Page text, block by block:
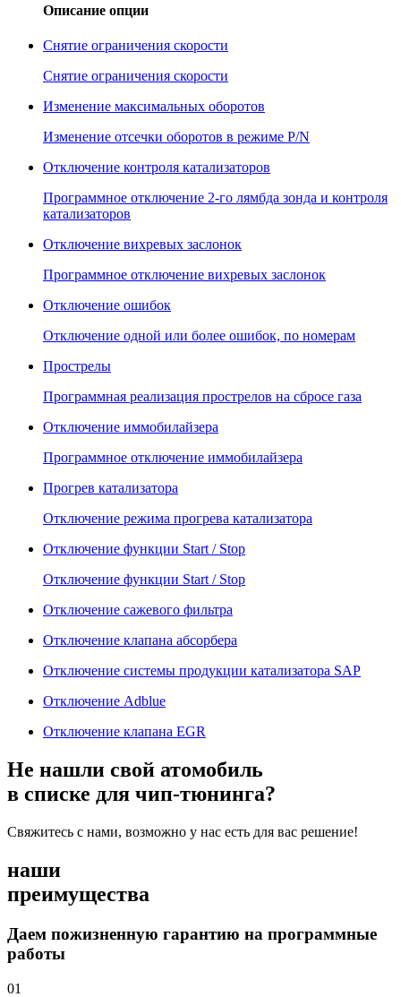
Описание опции
Снятие ограничения скорости
Снятие ограничения скорости
Изменение максимальных оборотов
Изменение отсечки оборотов в режиме P/N
Отключение контроля катализаторов
Программное отключение 2-го лямбда зонда и контроля
катализаторов
Отключение вихревых заслонок
Программное отключение вихревых заслонок
Отключение ошибок
Отключение одной или более ошибок, по номерам
Прострелы
Программная реализация прострелов на сбросе газа
Отключение иммобилайзера
Программное отключение иммобилайзера
Прогрев катализатора
Отключение режима прогрева катализатора
Отключение функции Start / Stop
Отключение функции Start / Stop
Отключение сажевого фильтра
Отключение клапана абсорбера
Отключение системы продукции катализатора SAP
Отключение Adblue
Отключение клапана EGR
Не нашли свой атомобиль
в списке для чип-тюнинга?
Свяжитесь с нами, возможно у нас есть для вас решение!
наши
преимущества
Даем пожизненную гарантию на программные
работы
01